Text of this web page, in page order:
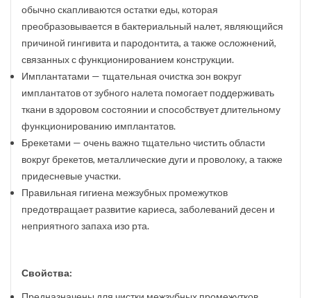
обычно скапливаются остатки еды, которая
преобразовывается в бактериальный налет, являющийся
причиной гингивита и пародонтита, а также осложнений,
связанных с функционированием конструкции.
Имплантатами — тщательная очистка зон вокруг
имплантатов от зубного налета помогает поддерживать
ткани в здоровом состоянии и способствует длительному
функционированию имплантатов.
Брекетами — очень важно тщательно чистить области
вокруг брекетов, металлические дуги и проволоку, а также
придесневые участки.
Правильная гигиена межзубных промежутков
предотвращает развитие кариеса, заболеваний десен и
неприятного запаха изо рта.
Свойства: